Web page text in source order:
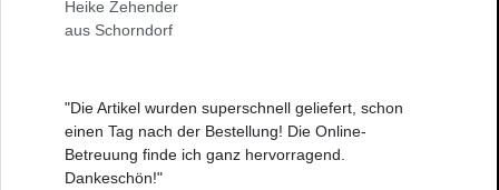
Heike Zehender
aus Schorndorf
"Die Artikel wurden superschnell geliefert, schon
einen Tag nach der Bestellung! Die Online-
Betreuung finde ich ganz hervorragend.
Dankeschön!"